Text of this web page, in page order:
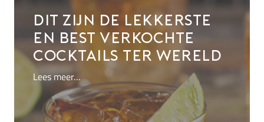
Dit zijn de lekkerste
en best verkochte
cocktails ter wereld
Lees meer…